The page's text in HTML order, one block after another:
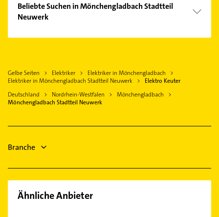
Hardt
Lürrip
Rheydt
Stadtmitte
Wickrath
Willich
Kaarst
Krefeld
Wegberg
Gasinstallateur
Immobilienmakler
Ärztehaus
Hausarzt
Arzt
Beliebte Suchen in Mönchengladbach Stadtteil
Neuwerk
Immobilien
Hausarzt
Fensterbauer
Gelbe Seiten Elektriker
Elektriker in Mönchengladbach
Elektriker in Mönchengladbach Stadtteil Neuwerk
Elektro Keuter
Deutschland
Nordrhein-Westfalen
Mönchengladbach
Mönchengladbach Stadtteil Neuwerk
Branche
Ähnliche Anbieter